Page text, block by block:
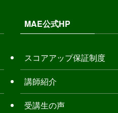
MAE公式HP
スコアアップ保証制度
講師紹介
受講生の声